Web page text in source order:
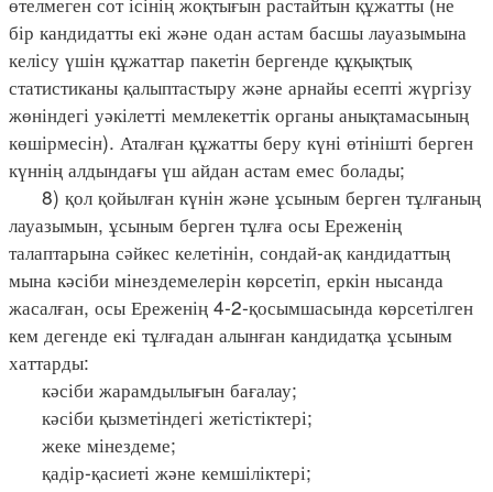
бір кандидатты екі және одан астам басшы лауазымына
келісу үшін құжаттар пакетін бергенде құқықтық
статистиканы қалыптастыру және арнайы есепті жүргізу
жөніндегі уәкілетті мемлекеттік органы анықтамасының
көшірмесін). Аталған құжатты беру күні өтінішті берген
күннің алдындағы үш айдан астам емес болады;
8) қол қойылған күнін және ұсыным берген тұлғаның
лауазымын, ұсыным берген тұлға осы Ереженің
талаптарына сәйкес келетінін, сондай-ақ кандидаттың
мына кәсіби мінездемелерін көрсетіп, еркін нысанда
жасалған, осы Ереженің 4-2-қосымшасында көрсетілген
кем дегенде екі тұлғадан алынған кандидатқа ұсыным
хаттарды:
кәсіби жарамдылығын бағалау;
кәсіби қызметіндегі жетістіктері;
жеке мінездеме;
қадір-қасиеті және кемшіліктері;